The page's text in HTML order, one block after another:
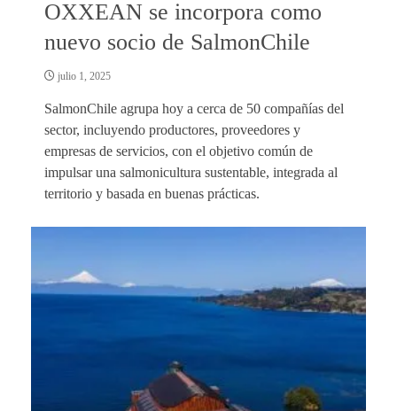
OXXEAN se incorpora como
nuevo socio de SalmonChile
julio 1, 2025
SalmonChile agrupa hoy a cerca de 50 compañías del
sector, incluyendo productores, proveedores y
empresas de servicios, con el objetivo común de
impulsar una salmonicultura sustentable, integrada al
territorio y basada en buenas prácticas.